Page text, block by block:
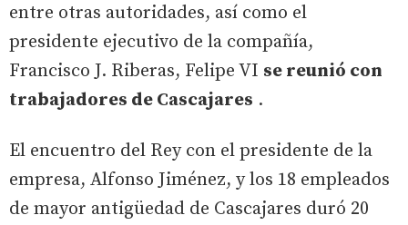
entre otras autoridades, así como el
presidente ejecutivo de la compañía,
Francisco J. Riberas, Felipe VI se reunió con
trabajadores de Cascajares .
El encuentro del Rey con el presidente de la
empresa, Alfonso Jiménez, y los 18 empleados
de mayor antigüedad de Cascajares duró 20